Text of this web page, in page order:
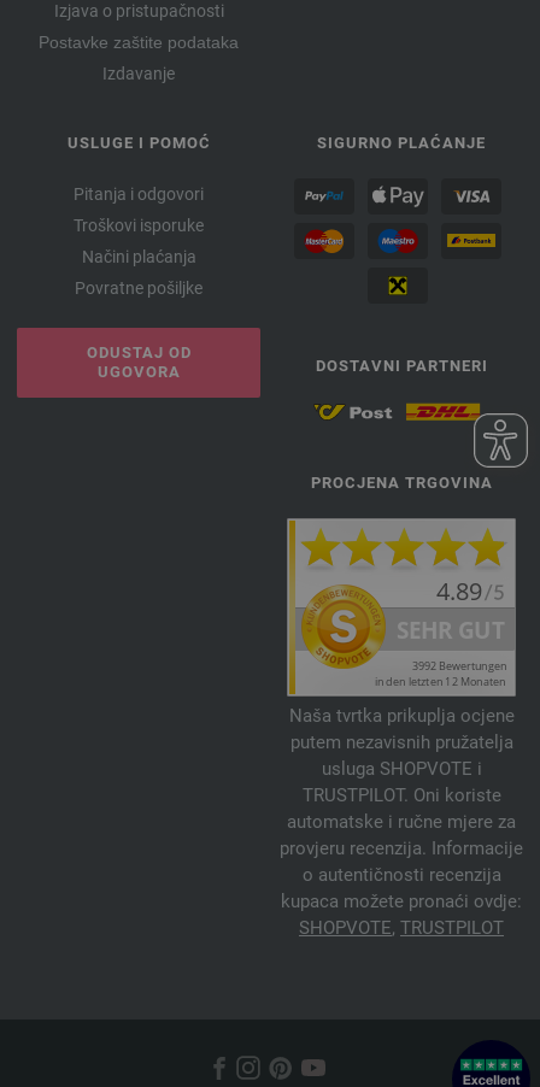
Izjava o pristupačnosti
Postavke zaštite podataka
Izdavanje
USLUGE I POMOĆ
Pitanja i odgovori
Troškovi isporuke
Načini plaćanja
Povratne pošiljke
ODUSTAJ OD
UGOVORA
SIGURNO PLAĆANJE
DOSTAVNI PARTNERI
PROCJENA TRGOVINA
Naša tvrtka prikuplja ocjene
putem nezavisnih pružatelja
usluga SHOPVOTE i
TRUSTPILOT. Oni koriste
automatske i ručne mjere za
provjeru recenzija. Informacije
o autentičnosti recenzija
kupaca možete pronaći ovdje:
SHOPVOTE, TRUSTPILOT